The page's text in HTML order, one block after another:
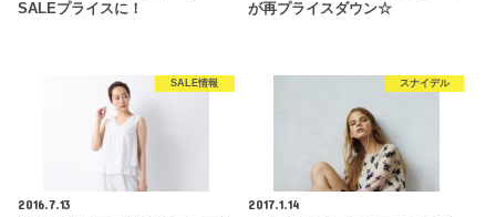
SALEプライスに！
が再プライスダウン☆
SALE情報
2016.7.13
スナイデル
2017.1.14